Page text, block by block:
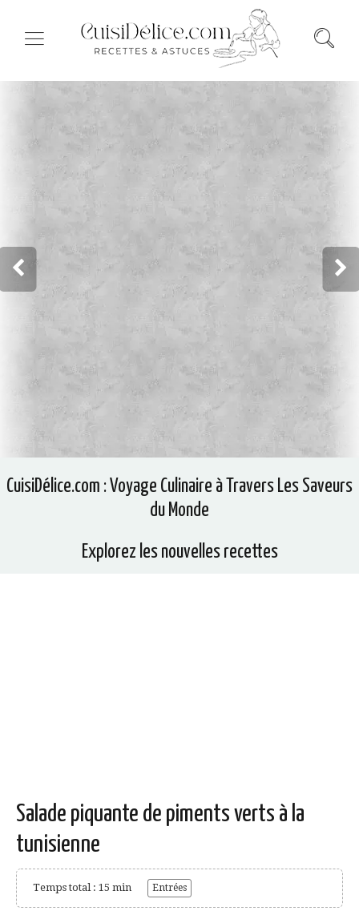
CuisiDélice.com : Voyage Culinaire à Travers Les Saveurs
du Monde
Explorez les nouvelles recettes
Salade piquante de piments verts à la
tunisienne
Temps total : 15 min Entrées